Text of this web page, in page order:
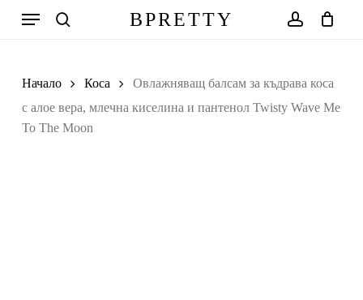
BPRETTY
Меню
Начало Коса
Овлажняващ балсам за къдрава коса
с алое вера, млечна киселина и пантенол Twisty Wave Me
To The Moon